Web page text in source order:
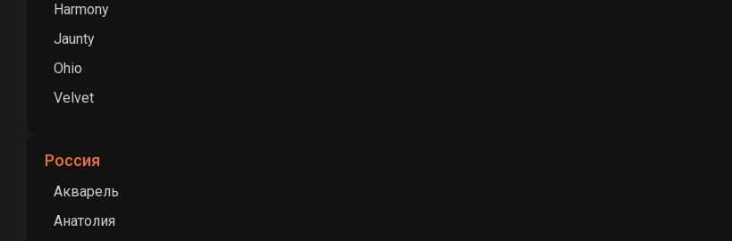
Harmony
Jaunty
Ohio
Velvet
Россия
Акварель
Анатолия